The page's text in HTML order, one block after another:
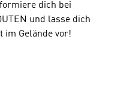
dich bei
und lasse dich
im Gelände vor!